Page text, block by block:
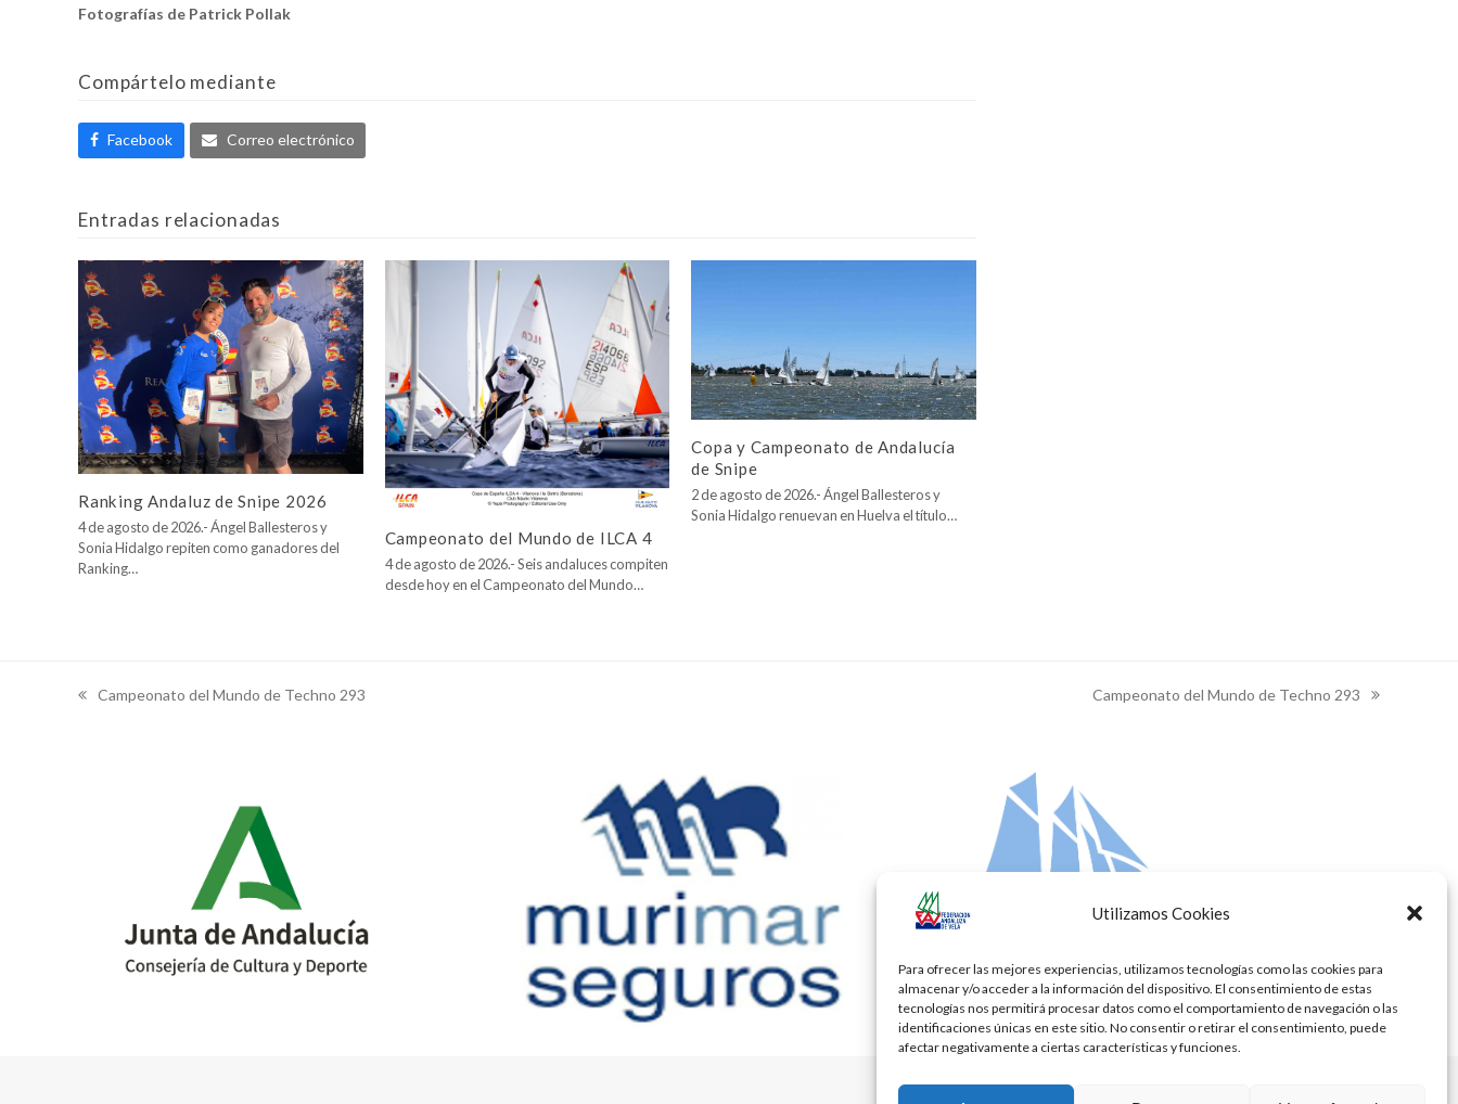
Utilizamos Cookies
Para ofrecer las mejores experiencias, utilizamos tecnologías como las cookies para
almacenar y/o acceder a la información del dispositivo. El consentimiento de estas
tecnologías nos permitirá procesar datos como el comportamiento de navegación o las
identificaciones únicas en este sitio. No consentir o retirar el consentimiento, puede
afectar negativamente a ciertas características y funciones.
Fotografías de Patrick Pollak
Compártelo mediante
Facebook Correo electrónico
Entradas relacionadas
Ranking Andaluz de Snipe 2026
4 de agosto de 2026.- Ángel Ballesteros y
Sonia Hidalgo repiten como ganadores del
Ranking…
Campeonato del Mundo de ILCA 4
4 de agosto de 2026.- Seis andaluces compiten
desde hoy en el Campeonato del Mundo…
Copa y Campeonato de Andalucía
de Snipe
2 de agosto de 2026.- Ángel Ballesteros y
Sonia Hidalgo renuevan en Huelva el título…
previous
Campeonato del Mundo de Techno 293
next
Campeonato del Mundo de Techno 293